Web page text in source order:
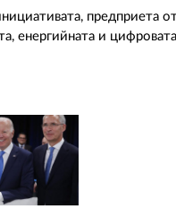
предприета
енергийната и